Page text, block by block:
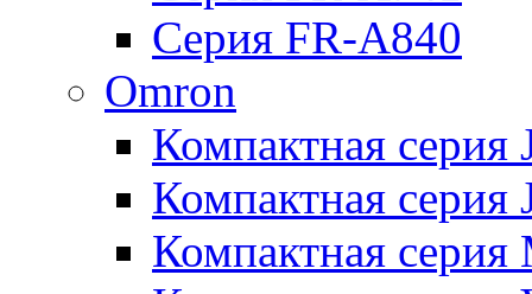
Серия FR-А840
Omron
Компактная серия
Компактная серия
Компактная серия